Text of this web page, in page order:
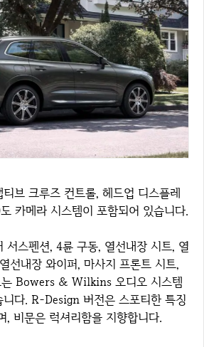
브 크루즈 컨트롤, 헤드업 디스플레
카메라 시스템이 포함되어 있습니다.
서스펜션, 4륜 구동, 열선내장 시트, 열
선내장 와이퍼, 마사지 프론트 시트,
Bowers & Wilkins 오디오 시스템
니다. R-Design 버전은 스포티한 특징
, 비문은 럭셔리함을 지향합니다.